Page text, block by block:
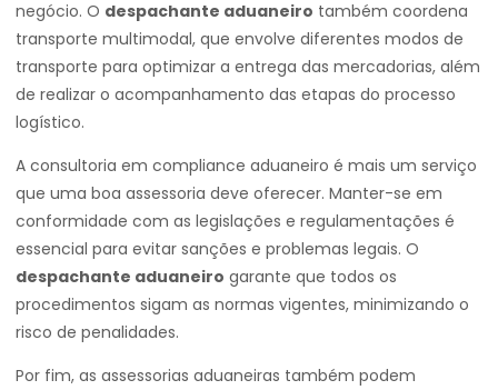
negócio. O despachante aduaneiro também coordena
transporte multimodal, que envolve diferentes modos de
transporte para optimizar a entrega das mercadorias, além
de realizar o acompanhamento das etapas do processo
logístico.
A consultoria em compliance aduaneiro é mais um serviço
que uma boa assessoria deve oferecer. Manter-se em
conformidade com as legislações e regulamentações é
essencial para evitar sanções e problemas legais. O
despachante aduaneiro garante que todos os
procedimentos sigam as normas vigentes, minimizando o
risco de penalidades.
Por fim, as assessorias aduaneiras também podem